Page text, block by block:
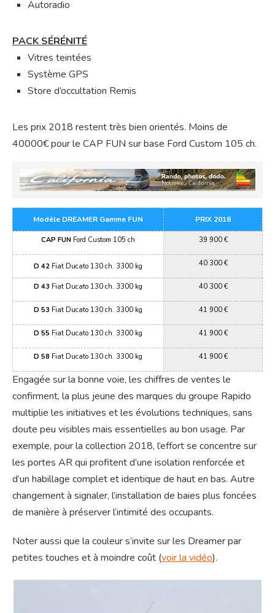
Autoradio
PACK SÉRÉNITÉ
Vitres teintées
Système GPS
Store d’occultation Remis
Les prix 2018 restent très bien orientés. Moins de
40000€ pour le CAP FUN sur base Ford Custom 105 ch.
Modèle DREAMER Gamme FUN PRIX 2018
CAP FUN Ford Custom 105 ch 39 900 €
D 42 Fiat Ducato 130 ch. 3300 kg 40 300 €
D 43 Fiat Ducato 130 ch. 3300 kg 40 300 €
D 53 Fiat Ducato 130 ch. 3300 kg 41 900 €
D 55 Fiat Ducato 130 ch. 3300 kg 41 900 €
D 58 Fiat Ducato 130 ch. 3300 kg 41 900 €
Engagée sur la bonne voie, les chiffres de ventes le
confirment, la plus jeune des marques du groupe Rapido
multiplie les initiatives et les évolutions techniques, sans
doute peu visibles mais essentielles au bon usage. Par
exemple, pour la collection 2018, l’effort se concentre sur
les portes AR qui profitent d’une isolation renforcée et
d’un habillage complet et identique de haut en bas. Autre
changement à signaler, l’installation de baies plus foncées
de manière à préserver l’intimité des occupants.
Noter aussi que la couleur s’invite sur les Dreamer par
petites touches et à moindre coût (voir la vidéo).